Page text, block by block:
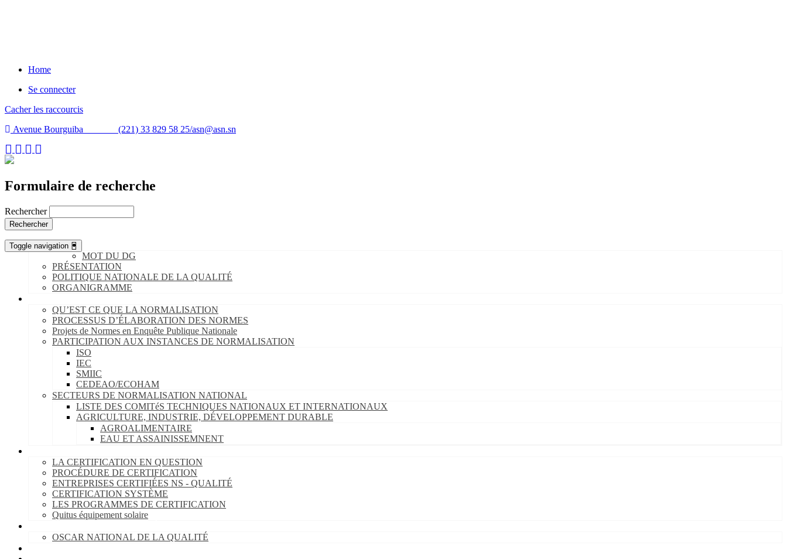
Home
Se connecter
Cacher les raccourcis
Avenue Bourguiba (221) 33 829 58 25/asn@asn.sn
Formulaire de recherche
Rechercher
Rechercher
Toggle navigation
MOT DU DG
PRÉSENTATION
POLITIQUE NATIONALE DE LA QUALITÉ
ORGANIGRAMME
QU’EST CE QUE LA NORMALISATION
PROCESSUS D’ÉLABORATION DES NORMES
Projets de Normes en Enquête Publique Nationale
PARTICIPATION AUX INSTANCES DE NORMALISATION
ISO
IEC
SMIIC
CEDEAO/ECOHAM
SECTEURS DE NORMALISATION NATIONAL
LISTE DES COMITéS TECHNIQUES NATIONAUX ET INTERNATIONAUX
AGRICULTURE, INDUSTRIE, DÉVELOPPEMENT DURABLE
AGROALIMENTAIRE
EAU ET ASSAINISSEMNENT
LA CERTIFICATION EN QUESTION
PROCÉDURE DE CERTIFICATION
ENTREPRISES CERTIFIÉES NS - QUALITÉ
CERTIFICATION SYSTÈME
LES PROGRAMMES DE CERTIFICATION
Quitus équipement solaire
OSCAR NATIONAL DE LA QUALITÉ